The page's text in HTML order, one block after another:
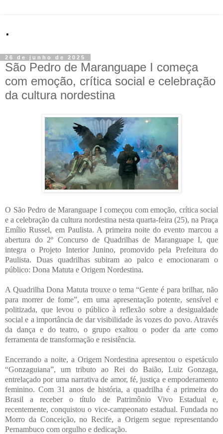
.
26 de junho de 2025
São Pedro de Maranguape I começa
com emoção, crítica social e celebração
da cultura nordestina
O São Pedro de Maranguape I começou com emoção, crítica social
e a celebração da cultura nordestina nesta quarta-feira (25), na Praça
Emílio Russel, em Paulista. A primeira noite do evento marcou a
abertura do 2º Concurso de Quadrilhas de Maranguape I, que
integra o Projeto Interior Junino, promovido pela Prefeitura do
Paulista. Duas quadrilhas subiram ao palco e emocionaram o
público: Dona Matuta e Origem Nordestina.
A Quadrilha Dona Matuta trouxe o tema “Gente é para brilhar, não
para morrer de fome”, em uma apresentação potente, sensível e
politizada, que levou o público à reflexão sobre a desigualdade
social e a importância de dar visibilidade às vozes do povo. Através
da dança e do teatro, o grupo exaltou o poder da arte como
ferramenta de transformação e resistência.
Encerrando a noite, a Origem Nordestina apresentou o espetáculo
“Gonzaguiana”, um tributo ao Rei do Baião, Luiz Gonzaga,
entrelaçado por uma narrativa de amor, fé, justiça e empoderamento
feminino. Com 31 anos de história, a quadrilha é a primeira do
Brasil a receber o título de Patrimônio Vivo Estadual e,
recentemente, conquistou o vice-campeonato estadual. Fundada no
Morro da Conceição, no Recife, a Origem segue representando
Pernambuco com orgulho e dedicação.